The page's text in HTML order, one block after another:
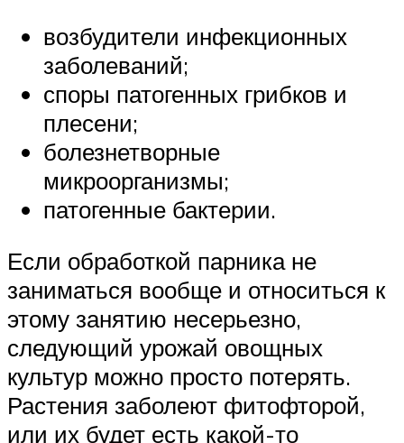
возбудители инфекционных
заболеваний;
споры патогенных грибков и
плесени;
болезнетворные
микроорганизмы;
патогенные бактерии.
Если обработкой парника не
заниматься вообще и относиться к
этому занятию несерьезно,
следующий урожай овощных
культур можно просто потерять.
Растения заболеют фитофторой,
или их будет есть какой-то